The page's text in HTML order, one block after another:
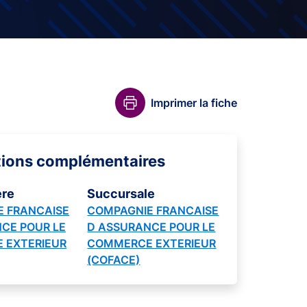
Imprimer la fiche
complémentaires
FRANCAISE
POUR LE
EXTERIEUR
Succursale
COMPAGNIE FRANCAISE
D ASSURANCE POUR LE
COMMERCE EXTERIEUR
(COFACE)